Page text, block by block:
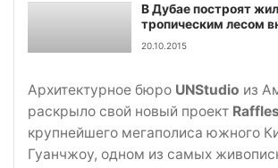
В Дубае построят
тропическим лесом
20.10.2015
Архитектурное бюро UNStudio из
раскрыло свой новый проект
крупнейшего мегаполиса южного
Гуанчжоу, одном из самых